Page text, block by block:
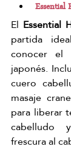
Essential
El Essential
partida
conocer el
japonés.
cuero
masaje
para liberar
cabelludo
frescura al